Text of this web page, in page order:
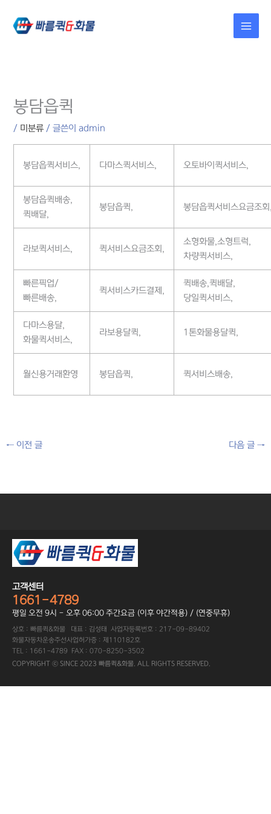
건너뛰기
봉담읍퀵
/ 미분류 / 글쓴이admin
봉담읍퀵서비스, 다마스퀵서비스, 오토바이퀵서비스,
봉담읍퀵배송,
퀵배달,
봉담읍퀵, 봉담읍퀵서비스요금조
라보퀵서비스, 퀵서비스요금조회,
소형화물,소형트럭,
차량퀵서비스,
빠른픽업/
빠른배송,
퀵서비스카드결제,
퀵배송,퀵배달,
당일퀵서비스,
다마스용달,
화물퀵서비스,
라보용달퀵, 1톤화물용달퀵,
월신용거래환영 봉담읍퀵, 퀵서비스배송,
←이전 글 다음 글→
고객센터
1661-4789
평일 오전 9시 - 오후 06:00 주간요금 (이후 야간적용) / (연중무휴)
상호 : 빠름퀵&화물 대표 : 김성태 사업자등록번호 : 217-09-89402
화물자동차운송주선사업허가증 : 제110182호
TEL : 1661-4789 FAX : 070-8250-3502
COPYRIGHT ⓒ SINCE 2023 빠름퀵&화물. ALL RIGHTS RESERVED.